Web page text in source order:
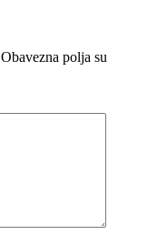
Obavezna polja su